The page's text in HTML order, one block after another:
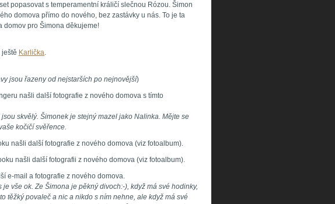
popasovat s temperamentní králičí slečnou Rózou. Šimon
domova přímo do nového, bez zastávky u nás. To je ta
domov pro Šimona děkujeme!
ještě Karlička.
jsou řazeny od nejstarších po nejnovější)
našli další fotografie z nového domova s tímto
skvělý. Šimonek je stejný mazel jako Nalinka. Mějte se
kočičí svěřence.
našli další fotografie z nového domova (viz fotoalbum).
našli další fotografii z nového domova (viz fotoalbum).
e-mail a fotografie z nového domova.
vše ok. Ze Šimona je pěkný divoch:-), když má své hodinky,
těžký povaleč a nic a nikdo s ním nehne, ale když má své